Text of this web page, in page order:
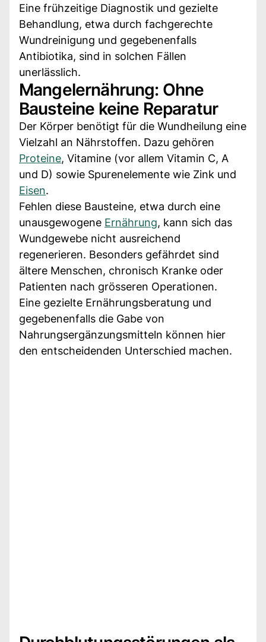
Eine frühzeitige Diagnostik und gezielte
Behandlung, etwa durch fachgerechte
Wundreinigung und gegebenenfalls
Antibiotika, sind in solchen Fällen
unerlässlich.
Mangelernährung: Ohne
Bausteine keine Reparatur
Der Körper benötigt für die Wundheilung eine
Vielzahl an Nährstoffen. Dazu gehören
Proteine, Vitamine (vor allem Vitamin C, A
und D) sowie Spurenelemente wie Zink und
Eisen.
Fehlen diese Bausteine, etwa durch eine
unausgewogene Ernährung, kann sich das
Wundgewebe nicht ausreichend
regenerieren. Besonders gefährdet sind
ältere Menschen, chronisch Kranke oder
Patienten nach grösseren Operationen.
Eine gezielte Ernährungsberatung und
gegebenenfalls die Gabe von
Nahrungsergänzungsmitteln können hier
den entscheidenden Unterschied machen.